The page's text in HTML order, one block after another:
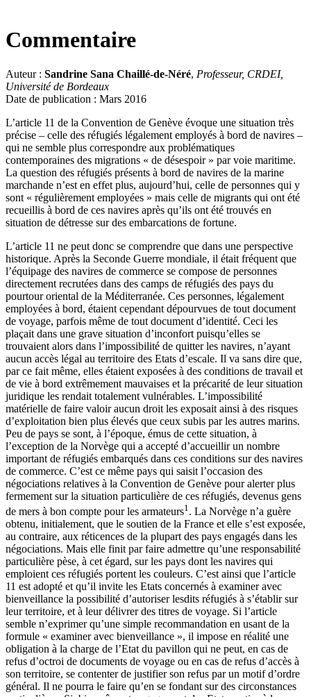
Commentaire
Auteur : Sandrine Sana Chaillé-de-Néré, Professeur, CRDEI,
Université de Bordeaux
Date de publication : Mars 2016
L’article 11 de la Convention de Genève évoque une situation très
précise – celle des réfugiés légalement employés à bord de navires –
qui ne semble plus correspondre aux problématiques
contemporaines des migrations « de désespoir » par voie maritime.
La question des réfugiés présents à bord de navires de la marine
marchande n’est en effet plus, aujourd’hui, celle de personnes qui y
sont « régulièrement employées » mais celle de migrants qui ont été
recueillis à bord de ces navires après qu’ils ont été trouvés en
situation de détresse sur des embarcations de fortune.
L’article 11 ne peut donc se comprendre que dans une perspective
historique. Après la Seconde Guerre mondiale, il était fréquent que
l’équipage des navires de commerce se compose de personnes
directement recrutées dans des camps de réfugiés des pays du
pourtour oriental de la Méditerranée. Ces personnes, légalement
employées à bord, étaient cependant dépourvues de tout document
de voyage, parfois même de tout document d’identité. Ceci les
plaçait dans une grave situation d’inconfort puisqu’elles se
trouvaient alors dans l’impossibilité de quitter les navires, n’ayant
aucun accès légal au territoire des Etats d’escale. Il va sans dire que,
par ce fait même, elles étaient exposées à des conditions de travail et
de vie à bord extrêmement mauvaises et la précarité de leur situation
juridique les rendait totalement vulnérables. L’impossibilité
matérielle de faire valoir aucun droit les exposait ainsi à des risques
d’exploitation bien plus élevés que ceux subis par les autres marins.
Peu de pays se sont, à l’époque, émus de cette situation, à
l’exception de la Norvège qui a accepté d’accueillir un nombre
important de réfugiés embarqués dans ces conditions sur des navires
de commerce. C’est ce même pays qui saisit l’occasion des
négociations relatives à la Convention de Genève pour alerter plus
fermement sur la situation particulière de ces réfugiés, devenus gens
de mers à bon compte pour les armateurs1 . La Norvège n’a guère
obtenu, initialement, que le soutien de la France et elle s’est exposée,
au contraire, aux réticences de la plupart des pays engagés dans les
négociations. Mais elle finit par faire admettre qu’une responsabilité
particulière pèse, à cet égard, sur les pays dont les navires qui
emploient ces réfugiés portent les couleurs. C’est ainsi que l’article
11 est adopté et qu’il invite les Etats concernés à examiner avec
bienveillance la possibilité d’autoriser lesdits réfugiés à s’établir sur
leur territoire, et à leur délivrer des titres de voyage. Si l’article
semble n’exprimer qu’une simple recommandation en usant de la
formule « examiner avec bienveillance », il impose en réalité une
obligation à la charge de l’Etat du pavillon qui ne peut, en cas de
refus d’octroi de documents de voyage ou en cas de refus d’accès à
son territoire, se contenter de justifier son refus par un motif d’ordre
général. Il ne pourra le faire qu’en se fondant sur des circonstances